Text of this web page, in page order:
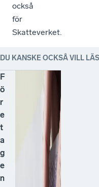
också
för
Skatteverket.
DU KANSKE OCKSÅ VILL
F
ö
r
e
t
a
g
e
n